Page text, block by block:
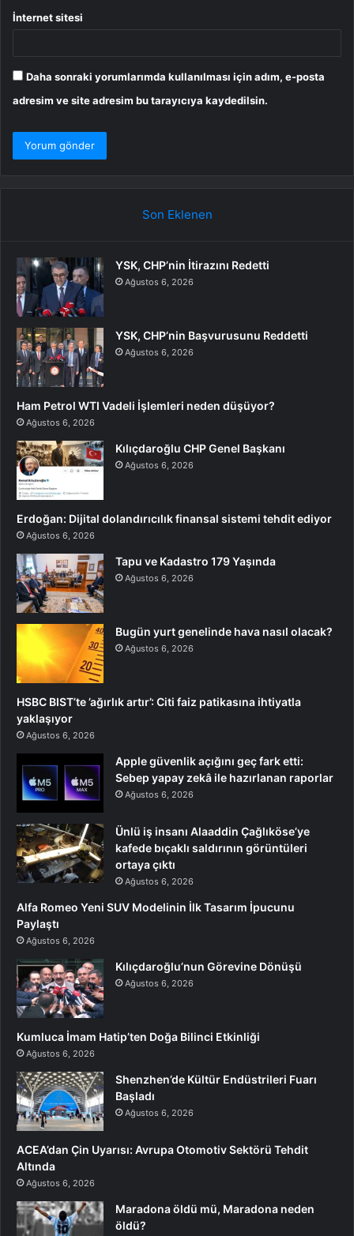
İnternet sitesi
Daha sonraki yorumlarımda kullanılması için adım, e-posta
adresim ve site adresim bu tarayıcıya kaydedilsin.
Son Eklenen
YSK, CHP’nin İtirazını Redetti
Ağustos 6, 2026
YSK, CHP’nin Başvurusunu Reddetti
Ağustos 6, 2026
Ham Petrol WTI Vadeli İşlemleri neden düşüyor?
Ağustos 6, 2026
Kılıçdaroğlu CHP Genel Başkanı
Ağustos 6, 2026
Erdoğan: Dijital dolandırıcılık finansal sistemi tehdit ediyor
Ağustos 6, 2026
Tapu ve Kadastro 179 Yaşında
Ağustos 6, 2026
Bugün yurt genelinde hava nasıl olacak?
Ağustos 6, 2026
HSBC BIST’te ’ağırlık artır’: Citi faiz patikasına ihtiyatla
yaklaşıyor
Ağustos 6, 2026
Apple güvenlik açığını geç fark etti:
Sebep yapay zekâ ile hazırlanan raporlar
Ağustos 6, 2026
Ünlü iş insanı Alaaddin Çağlıköse’ye
kafede bıçaklı saldırının görüntüleri
ortaya çıktı
Ağustos 6, 2026
Alfa Romeo Yeni SUV Modelinin İlk Tasarım İpucunu
Paylaştı
Ağustos 6, 2026
Kılıçdaroğlu’nun Görevine Dönüşü
Ağustos 6, 2026
Kumluca İmam Hatip’ten Doğa Bilinci Etkinliği
Ağustos 6, 2026
Shenzhen’de Kültür Endüstrileri Fuarı
Başladı
Ağustos 6, 2026
ACEA’dan Çin Uyarısı: Avrupa Otomotiv Sektörü Tehdit
Altında
Ağustos 6, 2026
Maradona öldü mü, Maradona neden
öldü?